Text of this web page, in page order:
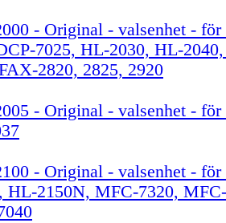
- Original - valsenhet - för
7025, HL-2030, HL-
2820, 2825, 2920
- Original - valsenhet -
- Original - valsenhet - för
HL-2150N, MFC-7320,